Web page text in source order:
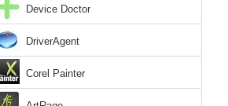
Device Doctor
DriverAgent
Corel Painter